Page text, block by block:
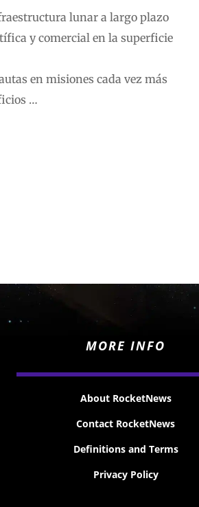
lunar a largo plazo
y comercial en la superficie
en misiones cada vez más
…
MORE INFO
About RocketNews
Contact RocketNews
Definitions and Terms
Privacy Policy